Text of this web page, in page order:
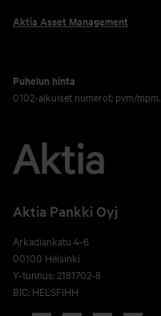
Aktia Asset Management
Puhelun hinta
0102-alkuiset numerot: pvm/mpm.
Aktia Pankki Oyj
Arkadiankatu 4-6
00100 Helsinki
Y-tunnus: 2181702-8
BIC: HELSFIHH